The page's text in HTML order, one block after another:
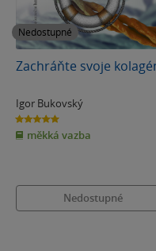
Nedostupné
Zachráňte svoje
Igor Bukovský
5.0
z
5
hvězdiček
měkká vazba
Nedostupné